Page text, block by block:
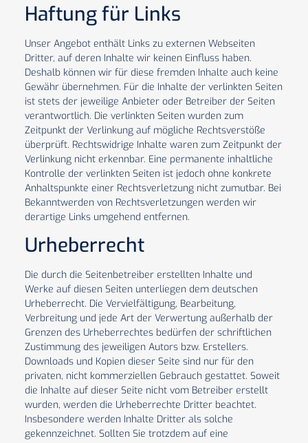
Haftung für Links
Unser Angebot enthält Links zu externen Webseiten
Dritter, auf deren Inhalte wir keinen Einfluss haben.
Deshalb können wir für diese fremden Inhalte auch keine
Gewähr übernehmen. Für die Inhalte der verlinkten Seiten
ist stets der jeweilige Anbieter oder Betreiber der Seiten
verantwortlich. Die verlinkten Seiten wurden zum
Zeitpunkt der Verlinkung auf mögliche Rechtsverstöße
überprüft. Rechtswidrige Inhalte waren zum Zeitpunkt der
Verlinkung nicht erkennbar. Eine permanente inhaltliche
Kontrolle der verlinkten Seiten ist jedoch ohne konkrete
Anhaltspunkte einer Rechtsverletzung nicht zumutbar. Bei
Bekanntwerden von Rechtsverletzungen werden wir
derartige Links umgehend entfernen.
Urheberrecht
Die durch die Seitenbetreiber erstellten Inhalte und
Werke auf diesen Seiten unterliegen dem deutschen
Urheberrecht. Die Vervielfältigung, Bearbeitung,
Verbreitung und jede Art der Verwertung außerhalb der
Grenzen des Urheberrechtes bedürfen der schriftlichen
Zustimmung des jeweiligen Autors bzw. Erstellers.
Downloads und Kopien dieser Seite sind nur für den
privaten, nicht kommerziellen Gebrauch gestattet. Soweit
die Inhalte auf dieser Seite nicht vom Betreiber erstellt
wurden, werden die Urheberrechte Dritter beachtet.
Insbesondere werden Inhalte Dritter als solche
gekennzeichnet. Sollten Sie trotzdem auf eine